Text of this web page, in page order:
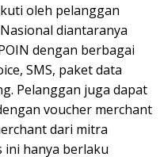
oleh pelanggan
diantaranya
dengan berbagai
SMS, paket data
Pelanggan juga dapat
voucher merchant
dari mitra
ini hanya berlaku